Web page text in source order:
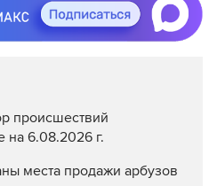
происшествий
на 6.08.2026 г.
места продажи арбузов